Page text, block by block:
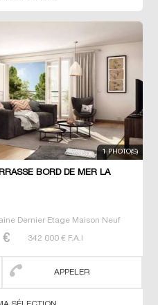
1 PHOTO(S)
BORD DE MER LA
Dernier Etage Maison Neuf
342 000 € F.A.I
APPELER